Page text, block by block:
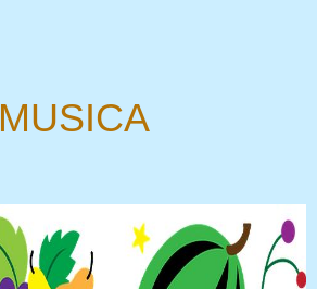
MUSICA